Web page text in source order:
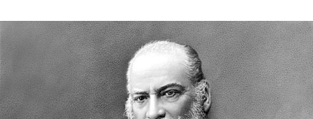
Лезжени, деревня
Леонтьево, село